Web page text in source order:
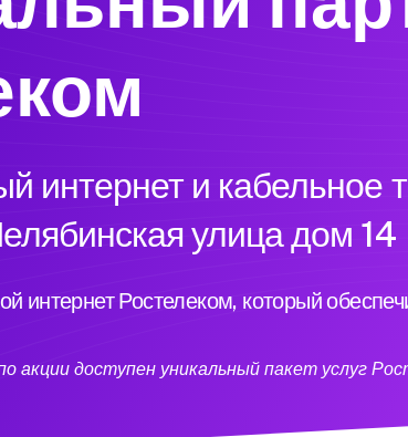
интернет и кабельное
улица дом 14
интернет Ростелеком, который
акции доступен уникальный пакет услуг